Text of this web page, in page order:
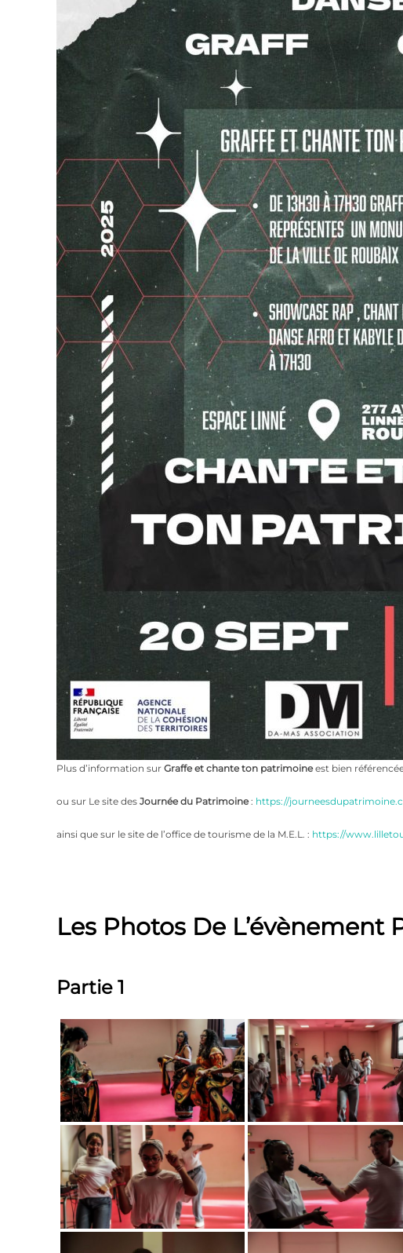
Plus d’information sur Graffe et chante ton patrimoineest bien
ou sur Le site des Journée du Patrimoine: https://
ainsi que sur le site de l’office de tourisme de la M.E.L. : https://
Les Photos De
Partie 1